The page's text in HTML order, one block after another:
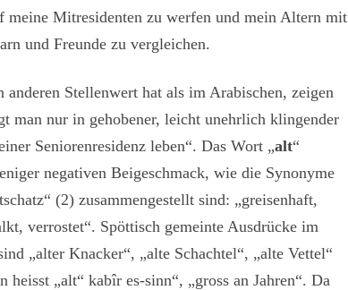
meine Mitresidenten zu werfen und mein Altern mit
und Freunde zu vergleichen.
anderen Stellenwert hat als im Arabischen, zeigen
man nur in gehobener, leicht unehrlich klingender
Seniorenresidenz leben“. Das Wort „alt“
negativen Beigeschmack, wie die Synonyme
(2) zusammengestellt sind: „greisenhaft,
verrostet“. Spöttisch gemeinte Ausdrücke im
„alter Knacker“, „alte Schachtel“, „alte Vettel“
heisst „alt“ kabîr es-sinn“, „gross an Jahren“. Da